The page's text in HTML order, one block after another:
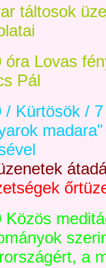
táltosok
óra Lovas
Pál
/ Kürtösök /
Közös
a